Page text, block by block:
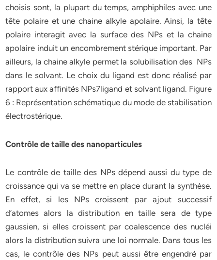
choisis sont, la plupart du temps, amphiphiles avec une
tête polaire et une chaine alkyle apolaire. Ainsi, la tête
polaire interagit avec la surface des NPs et la chaine
apolaire induit un encombrement stérique important. Par
ailleurs, la chaine alkyle permet la solubilisation des NPs
dans le solvant. Le choix du ligand est donc réalisé par
rapport aux affinités NPs7ligand et solvant ligand. Figure
6 : Représentation schématique du mode de stabilisation
électrostérique.
Contrôle de taille des nanoparticules
Le contrôle de taille des NPs dépend aussi du type de
croissance qui va se mettre en place durant la synthèse.
En effet, si les NPs croissent par ajout successif
d’atomes alors la distribution en taille sera de type
gaussien, si elles croissent par coalescence des nucléi
alors la distribution suivra une loi normale. Dans tous les
cas, le contrôle des NPs peut aussi être engendré par